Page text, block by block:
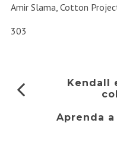
Amir Slama, Cotton
303
Kendall
Aprenda